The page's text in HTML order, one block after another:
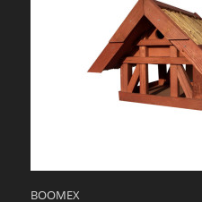
BOOMEX